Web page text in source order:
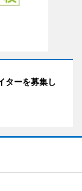
ターを募集し